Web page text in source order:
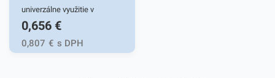
univerzálne využitie v
rôznych gastronomických a
kaviarenských prevádzkach.
Vymeňte plastové príbory za
0,656 €
0,807 € s DPH